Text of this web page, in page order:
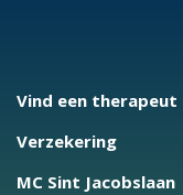
Vind een therapeut
Verzekering
MC Sint Jacobslaan